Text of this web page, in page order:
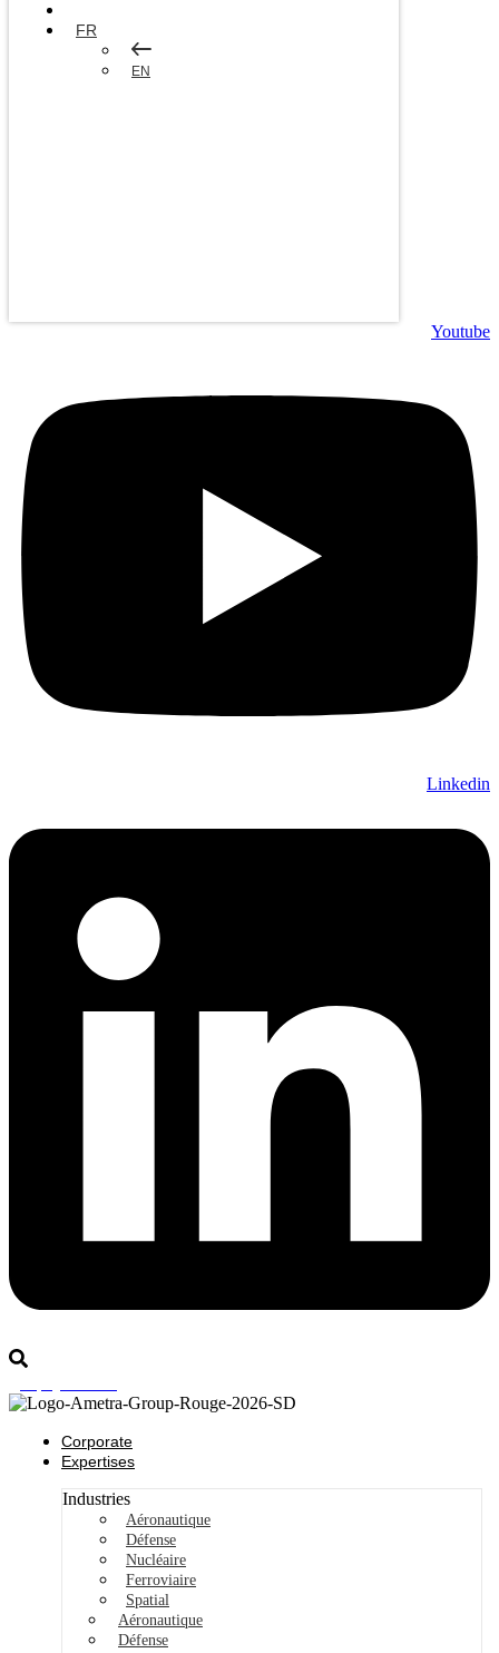
FR
EN
Youtube
Linkedin
Corporate
Expertises
Industries
Aéronautique
Défense
Nucléaire
Ferroviaire
Spatial
Aéronautique
Défense